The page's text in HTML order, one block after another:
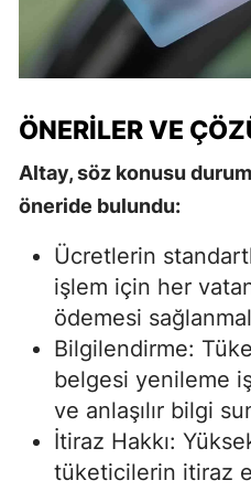
ÖNERILER VE
Altay, söz konusu
öneride bulundu:
Ücretlerin
işlem için her
ödemesi
Bilgilendirme:
belgesi yenileme
ve anlaşılır bilgi
İtiraz Hakkı:
tüketicilerin itiraz